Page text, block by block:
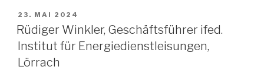
VERÖFFENTLICHT
AM
23. MAI 2024
Rüdiger Winkler, Geschäftsführer ifed.
Institut für Energiedienstleisungen,
Lörrach